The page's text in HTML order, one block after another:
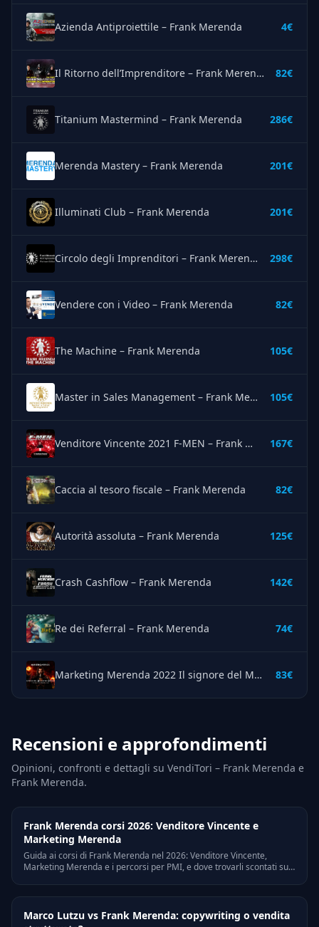
Azienda Antiproiettile – Frank Merenda 4€
Il Ritorno dell’Imprenditore – Frank Merenda 82€
Titanium Mastermind – Frank Merenda 286€
Merenda Mastery – Frank Merenda 201€
Illuminati Club – Frank Merenda 201€
Circolo degli Imprenditori – Frank Merenda 298€
Vendere con i Video – Frank Merenda 82€
The Machine – Frank Merenda 105€
Master in Sales Management – Frank Merenda 105€
Venditore Vincente 2021 F-MEN – Frank Merenda 167€
Caccia al tesoro fiscale – Frank Merenda 82€
Autorità assoluta – Frank Merenda 125€
Crash Cashflow – Frank Merenda 142€
Re dei Referral – Frank Merenda 74€
Marketing Merenda 2022 Il signore del Marketing Invisibile – Frank Merenda 83€
Recensioni e approfondimenti
Opinioni, confronti e dettagli su VendiTori – Frank Merenda e
Frank Merenda.
Frank Merenda corsi 2026: Venditore Vincente e
Marketing Merenda
Guida ai corsi di Frank Merenda nel 2026: Venditore Vincente,
Marketing Merenda e i percorsi per PMI, e dove trovarli scontati su
Marco Lutzu vs Frank Merenda: copywriting o vendita